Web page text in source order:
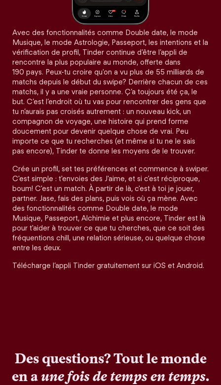
Avec des fonctionnalités comme Double date, le mode
Musique, le mode Astrologie, Passeport, les intentions et la
vérification de profil, Tinder continue d’être l’appli de
rencontre la plus populaire au monde, offerte dans
190 pays. Peux-tu croire qu'on a vu plus de 55 milliards de
matchs depuis le début du swipe? Derrière chacun de ces
matchs, il y a une vraie personne. Ç’a toujours été ça, le
but. C’est l’endroit où tu vas pour rencontrer des gens que
tu n’aurais pas croisés autrement : un nouveau kick, un
compagnon de voyage, une histoire qui prend forme
doucement pour devenir quelque chose de vrai. Peu
importe ce que tu recherches (et même si tu ne le sais
pas encore), Tinder te donne les moyens de le trouver.
Crée un profil, set tes préférences et commence à swiper.
C'est simple : t'envoies des J'aime, et si c'est réciproque,
boum! C'est un match. À partir de là, c'est à toi je jouer,
partner. Jase, fais des plans, puis vois où ça mène. Avec
des fonctionnalités comme Double date, le mode
Musique, Passeport, Alchimie et plus encore, Tinder est là
pour t'aider à trouver ce que tu cherches, que ce soit des
fréquentions chill, une relation sérieuse, ou quelque chose
entre les deux.
Télécharge l’appli Tinder gratuitement sur iOS et Android.
Des questions? Tout le monde
en aune fois de temps en temps.